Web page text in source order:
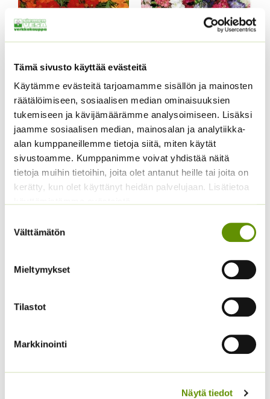
Tämä sivusto käyttää evästeitä
Käytämme evästeitä tarjoamamme sisällön ja mainosten
räätälöimiseen, sosiaalisen median ominaisuuksien
tukemiseen ja kävijämäärämme analysoimiseen. Lisäksi
jaamme sosiaalisen median, mainosalan ja analytiikka-
alan kumppaneillemme tietoja siitä, miten käytät
sivustoamme. Kumppanimme voivat yhdistää näitä
tietoja muihin tietoihin, joita olet antanut heille tai joita on
kerätty, kun olet käyttänyt heidän palvelujaan. Lisätietoa
valinta
Välttämätön
Mieltymykset
Tilastot
Markkinointi
Näytä tiedot
Keltakosmoskukka
Cosmic mix.
ALE!
4,20€
Alkuperäinen
hinta
4,20 €.
3,20€Nykyinen
hinta
3,20 €.
Sisältää
arvonlisäveron
Tarhakukonkannus
sekoitus
3,00€ Sisältää arvonlisäveron
Kiinanasteri Hulk (50 s)
sekoitus (noin 100 s.)
Sisältää arvonlisäveron